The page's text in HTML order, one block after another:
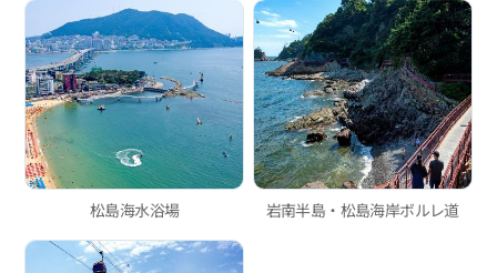
松島海水浴場 岩南半島・松島海岸ボルレ道